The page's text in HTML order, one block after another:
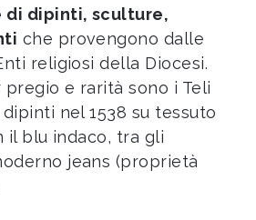
di dipinti, sculture,
che provengono dalle
religiosi della Diocesi.
pregio e rarità sono i Teli
nel 1538 su tessuto
il blu indaco, tra gli
jeans (proprietà